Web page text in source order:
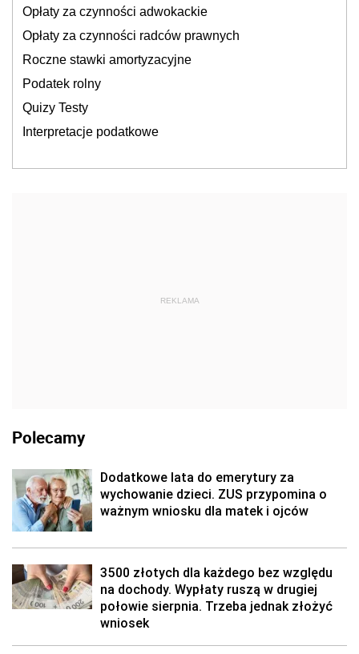
Opłaty za czynności adwokackie
Opłaty za czynności radców prawnych
Roczne stawki amortyzacyjne
Podatek rolny
Quizy Testy
Interpretacje podatkowe
REKLAMA
Polecamy
Dodatkowe lata do emerytury za
wychowanie dzieci. ZUS przypomina o
ważnym wniosku dla matek i ojców
3500 złotych dla każdego bez względu
na dochody. Wypłaty ruszą w drugiej
połowie sierpnia. Trzeba jednak złożyć
wniosek